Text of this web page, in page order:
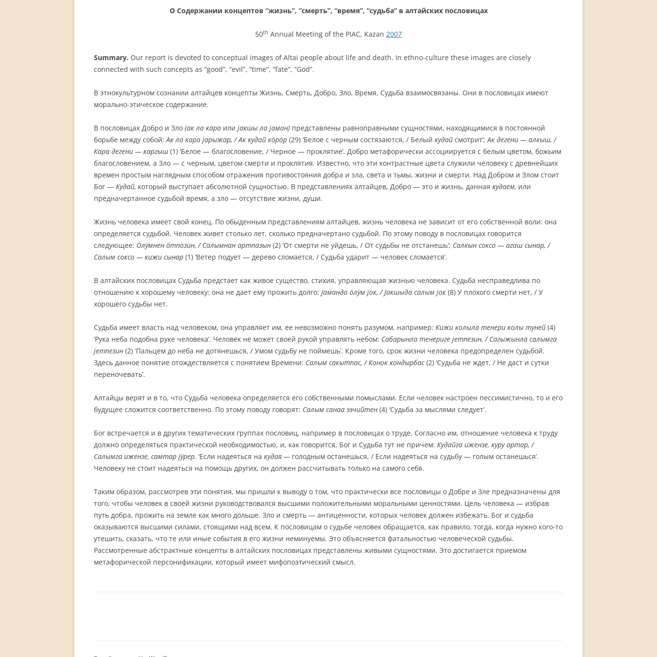
PERMANENT INTERNATIONAL
(2007/2019)
IMPRINT
О Содержании концептов “жизнь”, “смерть”, “время”, “судьба” в алтайских пословицах
50th Annual Meeting of the PIAC, Kazan 2007
Summary. Our report is devoted to conceptual images of Altai people about life and death. In ethno-culture these images are closely
connected with such concepts as “good”, “evil”, “time”, “fate”, “God”.
В этнокультурном сознании алтайцев концепты Жизнь, Смерть, Добро, Зло, Время, Судьба взаимосвязаны. Они в пословицах имеют
морально-этическое содержание.
В пословицах Добро и Зло (ак ла кара или јакшы ла јаман) представлены равноправными сущностями, находящимися в постоянной
борьбе между собой:Ак ла кара јарыжар, / Ак кудай кӧрӧр (29) ‘Белое с черным состязаются, / Белый кудай смотрит’;Ак дегени — алкыш, /
Кара дегени — каргыш (1) ‘Белое — благословение, / Черное — проклятие’. Добро метафорически ассоциируется с белым цветом, божьим
благословением, а Зло — с черным, цветом смерти и проклятия. Известно, что эти контрастные цвета служили человеку с древнейших
времен простым наглядным способом отражения противостояния добра и зла, света и тьмы, жизни и смерти. Над Добром и Злом стоит
Бог — Кудай, который выступает абсолютной сущностью. В представлениях алтайцев, Добро — это и жизнь, данная кудаем, или
предначертанное судьбой время, а зло — отсутствие жизни, души.
Жизнь человека имеет свой конец. По обыденным представлениям алтайцев, жизнь человека не зависит от его собственной воли: она
определяется судьбой. Человек живет столько лет, сколько предначертано судьбой. По этому поводу в пословицах говорится
следующее: Ӧлӱмнен ӧтпӧзин, / Салымнан артпазын (2) ‘От смерти не уйдешь, / От судьбы не отстанешь’; Салкын соксо — агаш сынар, /
Салым соксо — кижи сынар (1) ‘Ветер подует — дерево сломается, / Судьба ударит — человек сломается’.
В алтайских пословицах Судьба предстает как живое существо, стихия, управляющая жизнью человека. Судьба несправедлива по
отношению к хорошему человеку: она не дает ему прожить долго: Јаманда ӧлӱм јок, /Јакшыда салым јoк (8) У плохого смерти нет, / У
хорошего судьбы нет.
Судьба имеет власть над человеком, она управляет им, ее невозможно понять разумом, например: Кижи колыла тенери колы туней (4)
‘Рука неба подобна руке человека’. Человек не может своей рукой управлять небом: Сабарынла тенериге јemneзuн,/ Сагыжынла салымга
јетпезин (2) ‘Пальцем до неба не дотянешься, / Умом судьбу не поймешь’. Кроме того, срок жизни человека предопределен судьбой.
Здесь данное понятие отождествляется с понятием Времени: Салым сакытпас, / Конок кондырбас(2) ‘Судьба не ждет, / Не даст и сутки
переночевать’.
Алтайцы верят и в то, что Судьба человека определяется его собственными помыслами. Если человек настроен пессимистично, то и его
будущее сложится соответственно. По этому поводу говорят: Салым санаа ээчийтен (4) ‘Судьба за мыслями следует’.
Бог встречается и в других тематических группах пословиц, например в пословицах о труде. Согласно им, отношение человека к труду
должно определяться практической необходимостью, и, как говорится, Бог и Судьба тут не причем: Кудайга ижензе, куру артар, /
Салымга ижензе, самтар jӱpep. ‘Если надеяться на кудая — голодным останешься, / Если надеяться на судьбу — голым останешься’.
Человеку не стоит надеяться на помощь других, он должен рассчитывать только на самого себя.
Таким образом, рассмотрев эти понятия, мы пришли к выводу о том, что практически все пословицы о Добре и Зле предназначены для
того, чтобы человек в своей жизни руководствовался высшими положительными моральными ценностями. Цель человека — избрав
путь добра, прожить на земле как много дольше. Зло и смерть — антиценности, которых человек должен избежать. Бог и судьба
оказываются высшими силами, стоящими над всем. К пословицам о судьбе человек обращается, как правило, тогда, когда нужно кого-то
утешить, сказать, что те или иные события в его жизни неминуемы. Это объясняется фатальностью человеческой судьбы.
Рассмотренные абстрактные концепты в алтайских пословицах представлены живыми сущностями. Это достигается приемом
метафорической персонификации, который имеет мифопоэтический смысл.